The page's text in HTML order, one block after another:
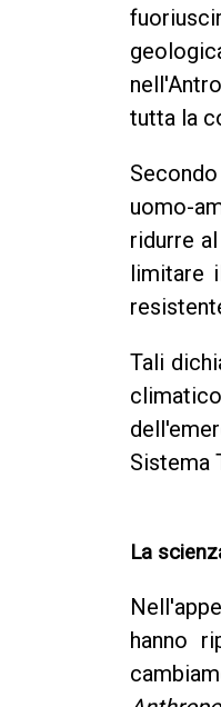
tutta la
uomo-
ridurre
limitare
Tali
Sistema
La
hanno